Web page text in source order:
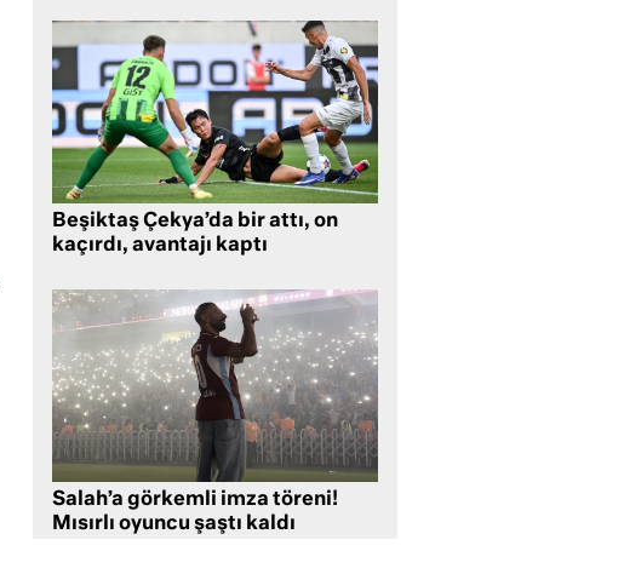
Beşiktaş Çekya’da bir attı, on
kaçırdı, avantajı kaptı
Salah’a görkemli imza töreni!
Mısırlı oyuncu şaştı kaldı